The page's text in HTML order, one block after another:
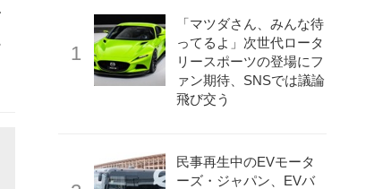
「マツダさん、みんな待
ってるよ」次世代ロータ
リースポーツの登場にフ
ァン期待、SNSでは議論
飛び交う
民事再生中のEVモータ
ーズ・ジャパン、EVバ